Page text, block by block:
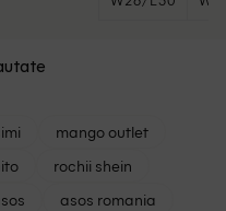
mango outlet
rochii shein
asos romania